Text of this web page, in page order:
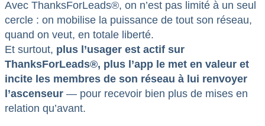
Avec ThanksForLeads®, on n’est pas limité à un seul
cercle : on mobilise la puissance de tout son réseau,
quand on veut, en totale liberté.
Et surtout, plus l’usager est actif sur
ThanksForLeads®, plus l’app le met en valeur et
incite les membres de son réseau à lui renvoyer
l’ascenseur — pour recevoir bien plus de mises en
relation qu’avant.